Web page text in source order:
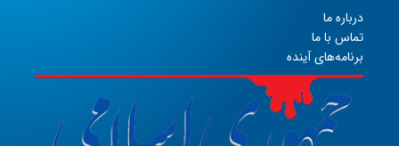
درباره ما
تماس با ما
برنامه‌های آینده